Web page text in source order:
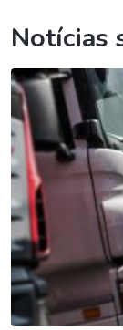
Notícias